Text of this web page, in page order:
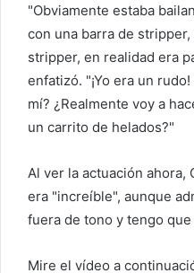
"Obviamente estaba
con una barra de
stripper, en realidad era
enfatizó. "¡Yo era un
mí? ¿Realmente voy a
un carrito de helados?"
Al ver la actuación ahora,
era "increíble", aunque
fuera de tono y tengo
Mire el vídeo a